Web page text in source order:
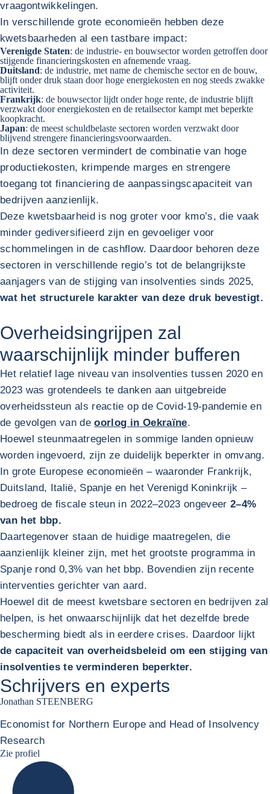
vraagontwikkelingen.
In verschillende grote economieën hebben deze
kwetsbaarheden al een tastbare impact:
Verenigde Staten: de industrie- en bouwsector worden getroffen door
stijgende financieringskosten en afnemende vraag.
Duitsland: de industrie, met name de chemische sector en de bouw,
blijft onder druk staan door hoge energiekosten en nog steeds zwakke
activiteit.
Frankrijk: de bouwsector lijdt onder hoge rente, de industrie blijft
verzwakt door energiekosten en de retailsectorkampt met beperkte
koopkracht.
Japan: de meest schuldbelaste sectoren worden verzwakt door
blijvend strengere financieringsvoorwaarden.
In deze sectoren vermindert de combinatie van hoge
productiekosten, krimpende marges en strengere
toegang tot financiering de aanpassingscapaciteit van
bedrijven aanzienlijk.
Deze kwetsbaarheid is nog groter voor kmo’s, die vaak
minder gediversifieerd zijn en gevoeliger voor
schommelingen in de cashflow. Daardoor behoren deze
sectoren in verschillende regio’s tot de belangrijkste
aanjagers van de stijging van insolventies sinds 2025,
wat het structurele karakter van deze druk bevestigt.
Overheidsingrijpen zal
waarschijnlijk minder bufferen
Het relatief lage niveau van insolventies tussen 2020 en
2023 was grotendeels te danken aan uitgebreide
overheidssteun als reactie op de Covid‑19-pandemie en
de gevolgen van deoorlog in Oekraïne.
Hoewel steunmaatregelen in sommige landen opnieuw
worden ingevoerd, zijn ze duidelijk beperkter in omvang.
In grote Europese economieën – waaronder Frankrijk,
Duitsland, Italië, Spanje en het Verenigd Koninkrijk –
bedroeg de fiscale steun in 2022–2023 ongeveer 2–4%
van het bbp.
Daartegenover staan de huidige maatregelen, die
aanzienlijk kleiner zijn, met het grootste programma in
Spanje rond 0,3% van het bbp. Bovendien zijn recente
interventies gerichter van aard.
Hoewel dit de meest kwetsbare sectoren en bedrijven zal
helpen, is het onwaarschijnlijk dat het dezelfde brede
bescherming biedt als in eerdere crises. Daardoor lijkt
de capaciteit van overheidsbeleid om een stijging van
insolventies te verminderen beperkter.
Schrijvers en experts
Jonathan STEENBERG
Economist for Northern Europe and Head of Insolvency
Research
Zie profiel